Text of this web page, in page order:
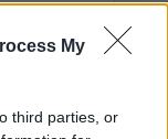
My
third parties, or